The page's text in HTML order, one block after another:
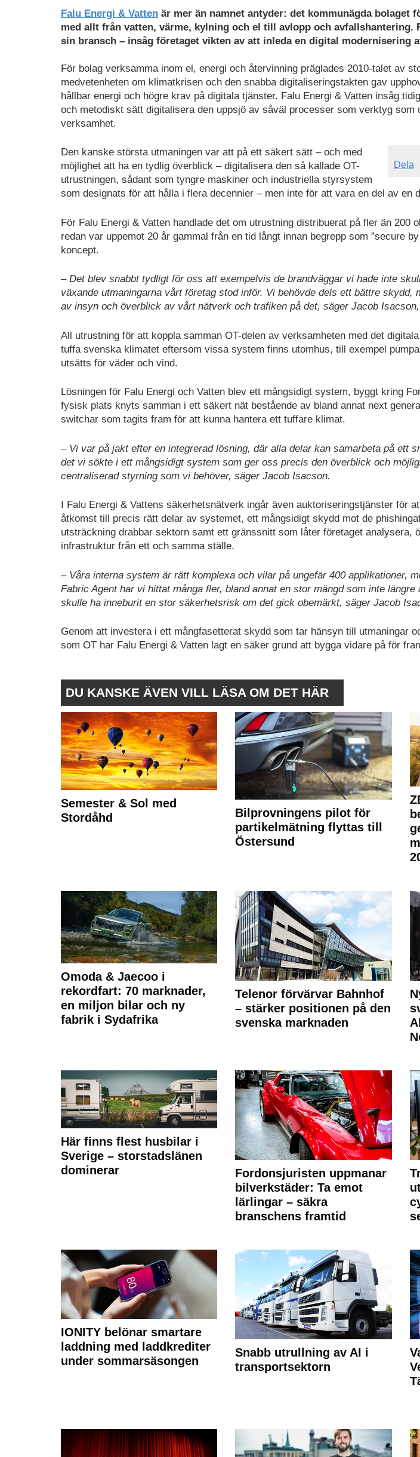
Falu Energi & Vatten är mer än namnet antyder: det kommunägda bolaget
med allt från vatten, värme, kylning och el till avlopp och avfallshantering.
sin bransch – insåg företaget vikten av att inleda en digital modernisering
För bolag verksamma inom el, energi och återvinning präglades 2010-talet av
medvetenheten om klimatkrisen och den snabba digitaliseringstakten gav
hållbar energi och högre krav på digitala tjänster. Falu Energi & Vatten insåg
och metodiskt sätt digitalisera den uppsjö av såväl processer som verktyg som
verksamhet.
Dela
Den kanske största utmaningen var att på ett säkert sätt – och med
möjlighet att ha en tydlig överblick – digitalisera den så kallade OT-
utrustningen, sådant som tyngre maskiner och industriella styrsystem
som designats för att hålla i flera decennier – men inte för att vara en del av en
För Falu Energi & Vatten handlade det om utrustning distribuerat på fler än 200
redan var uppemot 20 år gammal från en tid långt innan begrepp som ”secure
koncept.
– Det blev snabbt tydligt för oss att exempelvis de brandväggar vi hade inte
växande utmaningarna vårt företag stod inför. Vi behövde dels ett bättre skydd,
av insyn och överblick av vårt nätverk och trafiken på det, säger Jacob
All utrustning för att koppla samman OT-delen av verksamheten med det
tuffa svenska klimatet eftersom vissa system finns utomhus, till exempel
utsätts för väder och vind.
Lösningen för Falu Energi och Vatten blev ett mångsidigt system, byggt kring
fysisk plats knyts samman i ett säkert nät bestående av bland annat next
switchar som tagits fram för att kunna hantera ett tuffare klimat.
– Vi var på jakt efter en integrerad lösning, där alla delar kan samarbeta på ett
det vi sökte i ett mångsidigt system som ger oss precis den överblick och
centraliserad styrning som vi behöver, säger Jacob Isacson.
I Falu Energi & Vattens säkerhetsnätverk ingår även auktoriseringstjänster för
åtkomst till precis rätt delar av systemet, ett mångsidigt skydd mot de
utsträckning drabbar sektorn samt ett gränssnitt som låter företaget analysera,
infrastruktur från ett och samma ställe.
– Våra interna system är rätt komplexa och vilar på ungefär 400 applikationer,
Fabric Agent har vi hittat många fler, bland annat en stor mängd som inte
skulle ha inneburit en stor säkerhetsrisk om det gick obemärkt, säger Jacob
Genom att investera i ett mångfasetterat skydd som tar hänsyn till utmaningar
som OT har Falu Energi & Vatten lagt en säker grund att bygga vidare på för
DU KANSKE ÄVEN VILL LÄSA OM DET HÄR
Semester & Sol med
Stordåhd
Bilprovningens pilot för
partikelmätning flyttas till
Östersund
Omoda & Jaecoo i
rekordfart: 70 marknader,
en miljon bilar och ny
fabrik i Sydafrika
Telenor förvärvar Bahnhof
– stärker positionen på den
svenska marknaden
Här finns flest husbilar i
Sverige – storstadslänen
dominerar
Fordonsjuristen uppmanar
bilverkstäder: Ta emot
lärlingar – säkra
branschens framtid
IONITY belönar smartare
laddning med laddkrediter
under sommarsäsongen
Snabb utrullning av AI i
transportsektorn